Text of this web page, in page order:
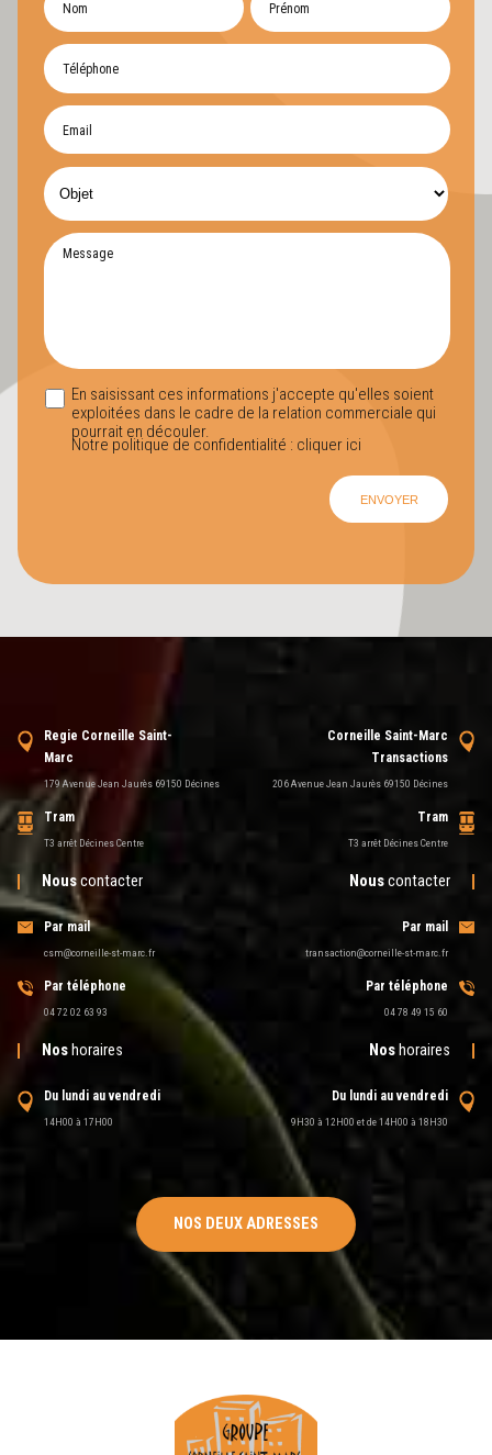
En saisissant ces informations j'accepte qu'elles soient
exploitées dans le cadre de la relation commerciale qui
pourrait en découler.
Notre politique de confidentialité : cliquer ici
Regie Corneille Saint-
Marc
179 Avenue Jean Jaurès 69150 Décines
Tram
T3 arrêt Décines Centre
Nouscontacter
Par mail
csm@corneille-st-marc.fr
Par téléphone
04 72 02 63 93
Noshoraires
Du lundi au vendredi
14H00 à 17H00
NOS DEUX ADRESSES
Corneille Saint-Marc
Transactions
206 Avenue Jean Jaurès 69150 Décines
Tram
T3 arrêt Décines Centre
Nouscontacter
Par mail
transaction@corneille-st-marc.fr
Par téléphone
04 78 49 15 60
Noshoraires
Du lundi au vendredi
9H30 à 12H00 et de 14H00 à 18H30